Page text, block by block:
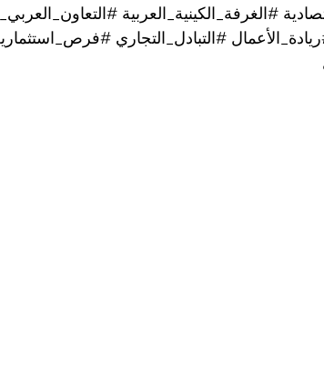
#الغرفة_الكينية_العربية
#التبادل_التجاري